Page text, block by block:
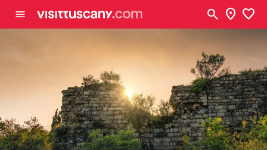
menu search location_on favorite